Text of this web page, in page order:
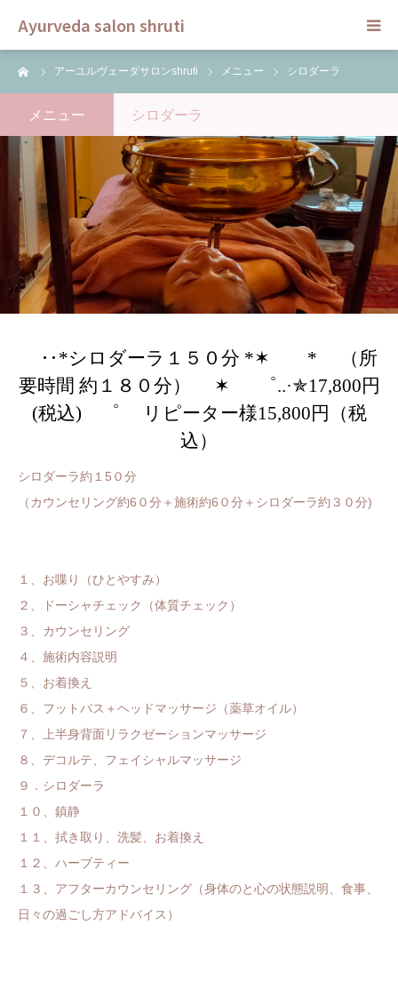
Ayurveda salon shruti
アーユルヴェーダサロンshruti メニュー シロダーラ
メニュー シロダーラ
‥*シロダーラ１５０分 *✶ * （所
要時間 約１８０分） ✶ ゜..·✯17,800円
(税込) ゜ リピーター様15,800円（税
込）
シロダーラ約１5０分
（カウンセリング約6０分＋施術約6０分＋シロダーラ約３０分)
１、お喋り（ひとやすみ）
２、ドーシャチェック（体質チェック）
３、カウンセリング
４、施術内容説明
５、お着換え
６、フットバス＋ヘッドマッサージ（薬草オイル）
７、上半身背面リラクゼーションマッサージ
８、デコルテ、フェイシャルマッサージ
９．シロダーラ
１０、鎮静
１１、拭き取り、洗髪、お着換え
１２、ハーブティー
１３、アフターカウンセリング（身体のと心の状態説明、食事、
日々の過ごし方アドバイス）
HOME
スクール
ご予約
セラピスト